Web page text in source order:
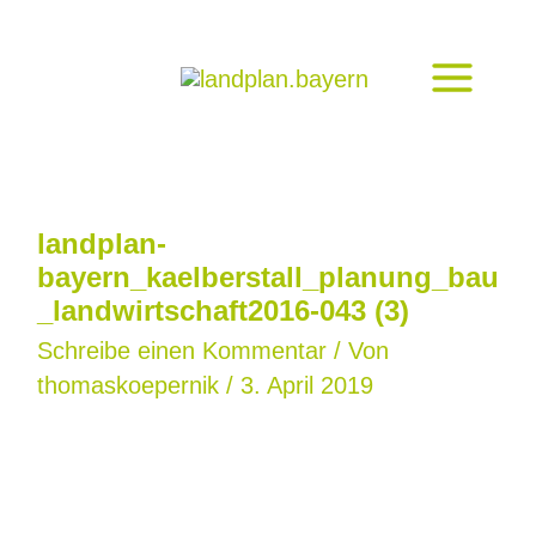
landplan-
bayern_kaelberstall_planung_bau
_landwirtschaft2016-043 (3)
Schreibe einen Kommentar / Von
thomaskoepernik / 3. April 2019